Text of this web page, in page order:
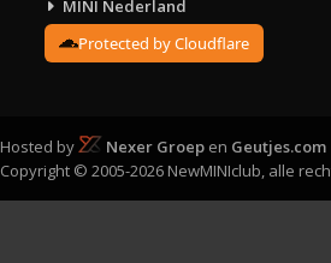
MINI Nederland
Protected by Cloudflare
Hosted by Nexer Groep en Geutjes.com
Copyright © 2005-2026 NewMINIclub, alle